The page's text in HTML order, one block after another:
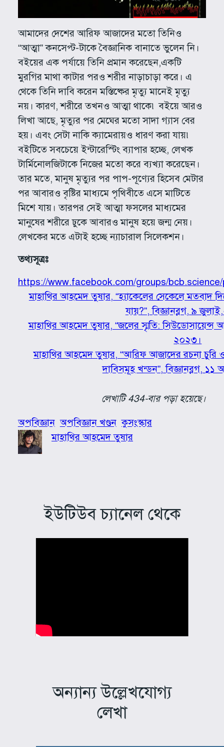
আমাদের দেশের আরিফ আজাদের মতো তিনিও
“আত্মা” কনসেপ্ট-টাকে বৈজ্ঞানিক বানাতে ভুলেন নি।
বইয়ের এক পর্যায়ে তিনি প্রমান করেছেন,একটি
মুরগির মাথা কাটার পরও শরীর নাড়াচাড়া করে। এ
থেকে তিনি দাবি করেন মস্তিষ্কের মৃত্যু মানেই মৃত্যু
নয়। কারণ, শরীরে তখনও আত্মা থাকে৷ বইয়ে আরও
লিখা আছে, মৃত্যুর পর মেঘের মতো সাদা গ্যাস বের
হয়। এবং সেটা নাকি ক্যামেরায়ও ধারণ করা যায়৷
বইটিতে সবচেয়ে ইন্টারেস্টিং ব্যাপার হচ্ছে, লেখক
টার্মিনোলজিটাকে নিজের মতো করে ব্যখ্যা করেছেন।
তার মতে, মানুষ মৃত্যুর পর পাপ-পূণ্যের হিসেব মেটার
পর আবারও বৃষ্টির মাধ্যমে পৃথিবীতে এসে মাটিতে
মিশে যায়। তারপর সেই আত্মা ফসলের মাধ্যমের
মানুষের শরীরে ঢুকে আবারও মানুষ হয়ে জন্ম নেয়।
লেখকের মতে এটাই হচ্ছে ন্যাচারাল সিলেকশন।
তথ্যসূত্রঃ
https://www.facebook.com/groups/
মাহাথির আহমেদ তুষার, “হ্যাকেলের সেকেলে মতবাদ
যায়?”, বিজ্ঞানব্লগ, ৯
মাহাথির আহমেদ তুষার, “জলের স্মৃতি: সিউডোসায়েন্স
২০২৩।
মাহাথির আহমেদ তুষার, “আরিফ আজাদের রচনা চুরি ও
দাবিসমূহ খন্ডন”, বিজ্ঞানব্লগ,
লেখাটি 434-বার পড়া হয়েছে।
অপবিজ্ঞান অপবিজ্ঞান খণ্ডন কুসংস্কার
মাহাথির আহমেদ তুষার
ইউটিউব চ্যানেল থেকে
অন্যান্য উল্লেখযোগ্য
লেখা